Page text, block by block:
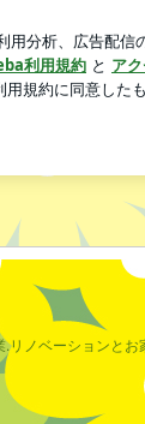
BLOG
ノベーションと